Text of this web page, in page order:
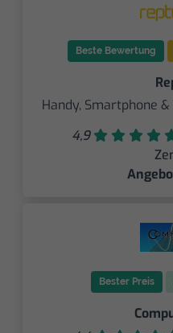
Beste Bewertung
Handy, Smartphone
4,9
Bester Preis